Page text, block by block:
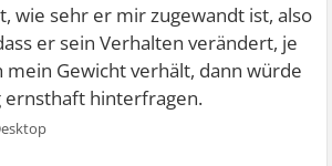
wie sehr er mir zugewandt ist, also
er sein Verhalten verändert, je
mein Gewicht verhält, dann würde
ernsthaft hinterfragen.